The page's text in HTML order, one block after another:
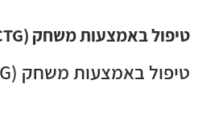
טיפול באמצעות משחק (CTG)
טיפול באמצעות משחק (CTG)